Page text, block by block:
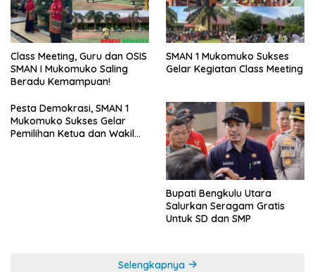
Class Meeting, Guru dan OSIS
SMAN I Mukomuko Saling
Beradu Kemampuan!
SMAN 1 Mukomuko Sukses
Gelar Kegiatan Class Meeting
Pesta Demokrasi, SMAN 1
Mukomuko Sukses Gelar
Pemilihan Ketua dan Wakil
Bupati Bengkulu Utara
Salurkan Seragam Gratis
Untuk SD dan SMP
Selengkapnya